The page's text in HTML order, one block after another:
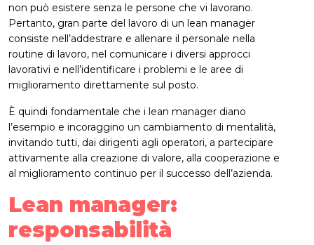
non può esistere senza le persone che vi lavorano.
Pertanto, gran parte del lavoro di un lean manager
consiste nell’addestrare e allenare il personale nella
routine di lavoro, nel comunicare i diversi approcci
lavorativi e nell’identificare i problemi e le aree di
miglioramento direttamente sul posto.
È quindi fondamentale che i lean manager diano
l’esempio e incoraggino un cambiamento di mentalità,
invitando tutti, dai dirigenti agli operatori, a partecipare
attivamente alla creazione di valore, alla cooperazione e
al miglioramento continuo per il successo dell’azienda.
Lean manager:
responsabilità